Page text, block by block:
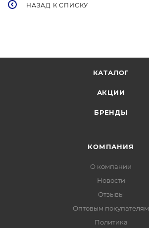
НАЗАД К СПИСКУ
КАТАЛОГ
АКЦИИ
БРЕНДЫ
КОМПАНИЯ
О компании
Новости
Отзывы
Оптовым покупателям
Политика